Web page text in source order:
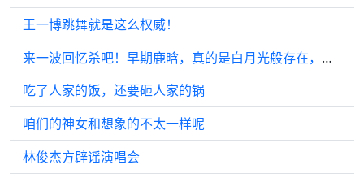
王一博跳舞就是这么权威！
来一波回忆杀吧！早期鹿晗，真的是白月光般存在，治愈人心的一张脸
吃了人家的饭，还要砸人家的锅
咱们的神女和想象的不太一样呢
林俊杰方辟谣演唱会